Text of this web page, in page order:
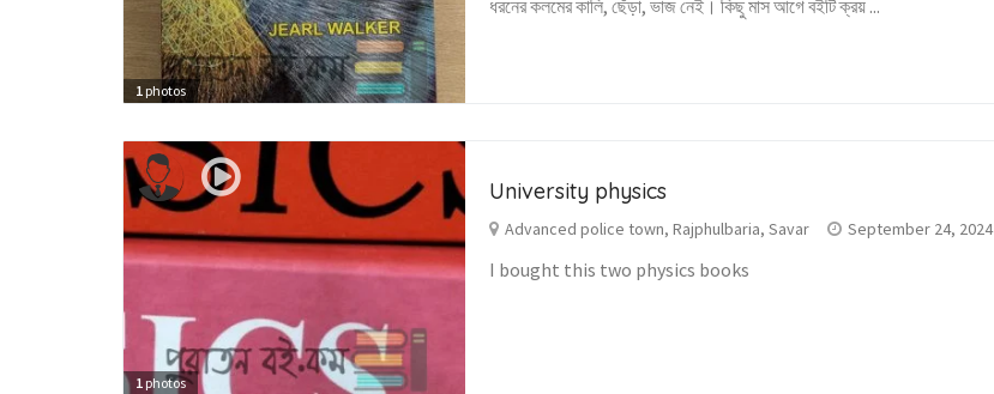
1 photos
ধরনের কলমের কালি, ছেঁড়া, ভাজ নেই। কিছু মাস আগে বইটি ক্রয় ...
1 photos
University physics
Advanced police town, Rajphulbaria, Savar September 24, 2024
I bought this two physics books